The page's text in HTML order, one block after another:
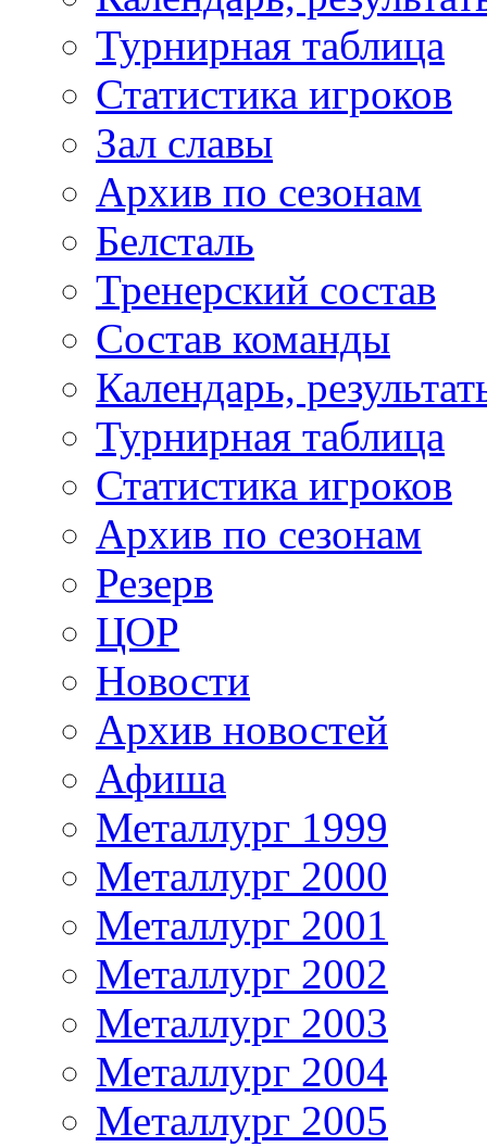
Турнирная таблица
Статистика игроков
Зал славы
Архив по сезонам
Белсталь
Тренерский состав
Состав команды
Календарь,
Турнирная таблица
Статистика игроков
Архив по сезонам
Резерв
ЦОР
Новости
Архив новостей
Афиша
Металлург 1999
Металлург 2000
Металлург 2001
Металлург 2002
Металлург 2003
Металлург 2004
Металлург 2005